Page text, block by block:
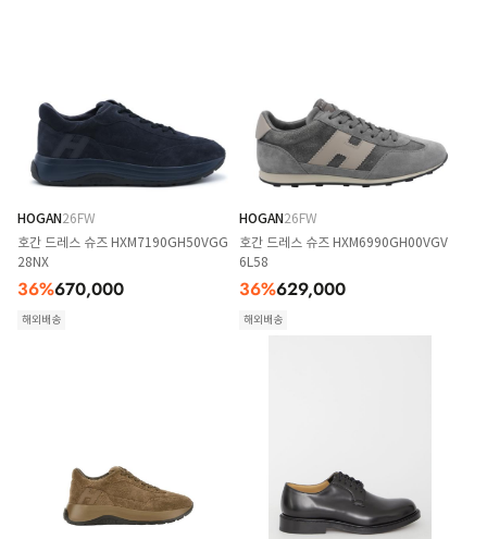
HOGAN26FW
호간 드레스 슈즈 HXM7190GH50VGG
28NX
36%670,000
해외배송
HOGAN26FW
호간 드레스 슈즈 HXM6990GH00VGV
6L58
36%629,000
해외배송